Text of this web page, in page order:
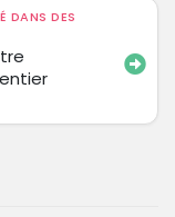
DANS DES